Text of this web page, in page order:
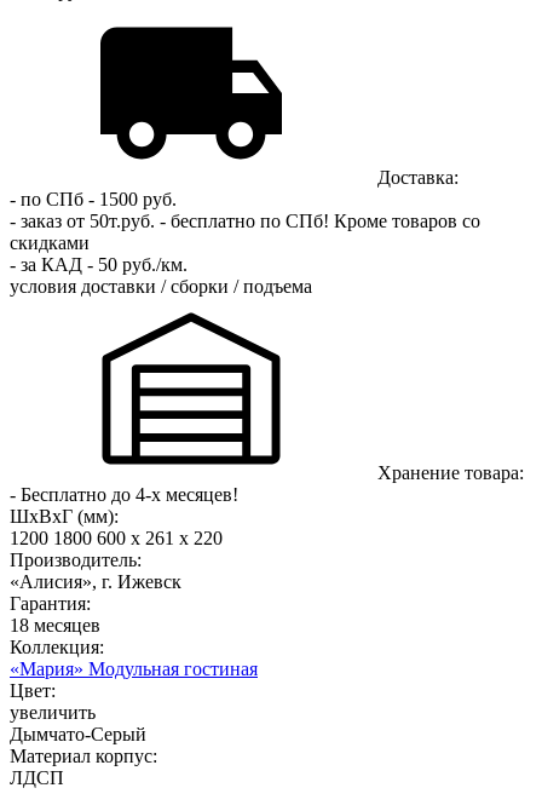
Доставка:
- по СПб - 1500 руб.
- заказ от 50т.руб. - бесплатно по СПб! Кроме товаров со
скидками
- за КАД - 50 руб./км.
условия доставки / сборки / подъема
Хранение товара:
- Бесплатно до 4-х месяцев!
ШхВхГ (мм):
1200 1800 600 х 261 х 220
Производитель:
«Алисия», г. Ижевск
Гарантия:
18 месяцев
Коллекция:
«Мария» Модульная гостиная
Цвет:
увеличить
Дымчато-Серый
Материал корпус:
ЛДСП